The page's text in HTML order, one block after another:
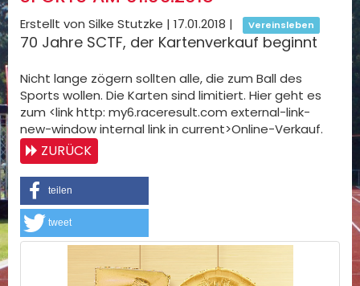
Erstellt von Silke Stutzke | 17.01.2018 | Vereinsleben
70 Jahre SCTF, der Kartenverkauf beginnt
Nicht lange zögern sollten alle, die zum Ball des
Sports wollen. Die Karten sind limitiert. Hier geht es
zum <link http: my6.raceresult.com external-link-
new-window internal link in current>Online-Verkauf.
ZURÜCK
teilen
tweet